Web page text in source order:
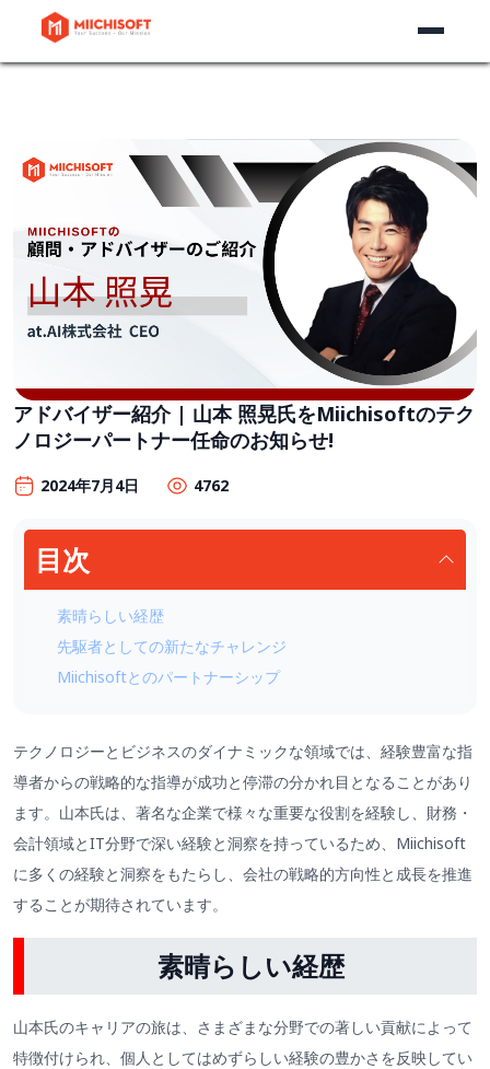
アドバイザー紹介 | 山本 照晃氏をMiichisoftのテク
ノロジーパートナー任命のお知らせ!
2024年7月4日 4762
目次
素晴らしい経歴
先駆者としての新たなチャレンジ
Miichisoftとのパートナーシップ
テクノロジーとビジネスのダイナミックな領域では、経験豊富な指
導者からの戦略的な指導が成功と停滞の分かれ目となることがあり
ます。山本氏は、著名な企業で様々な重要な役割を経験し、財務・
会計領域とIT分野で深い経験と洞察を持っているため、Miichisoft
に多くの経験と洞察をもたらし、会社の戦略的方向性と成長を推進
することが期待されています。
素晴らしい経歴
山本氏のキャリアの旅は、さまざまな分野での著しい貢献によって
特徴付けられ、個人としてはめずらしい経験の豊かさを反映してい